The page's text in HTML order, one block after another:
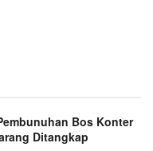
Bos Konter
Ditangkap